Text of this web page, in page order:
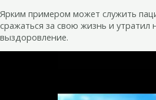
Ярким примером может служить
сражаться за свою жизнь и утратил
выздоровление.